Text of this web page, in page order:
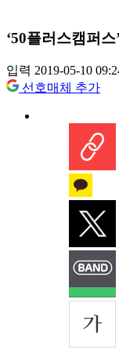
‘50플러스캠퍼
입력 2019-05-10
선호매체 추가